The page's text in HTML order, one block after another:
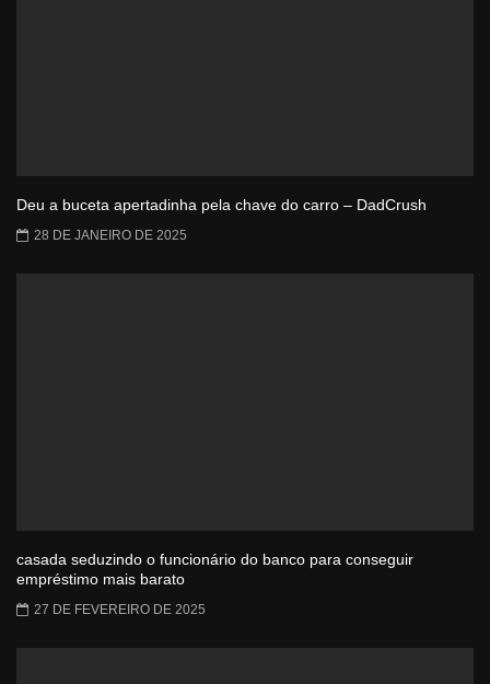
Deu a buceta apertadinha pela chave do carro – DadCrush
28 DE JANEIRO DE 2025
casada seduzindo o funcionário do banco para conseguir
empréstimo mais barato
27 DE FEVEREIRO DE 2025